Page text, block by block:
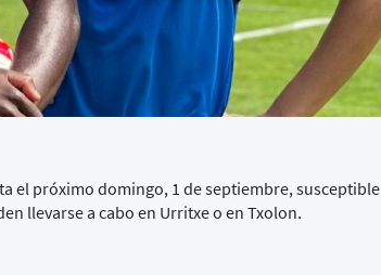
el próximo domingo, 1 de septiembre, susceptible
llevarse a cabo en Urritxe o en Txolon.